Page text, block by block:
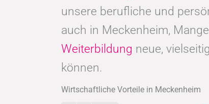
unsere berufliche und
auch in Meckenheim,
Weiterbildung neue,
können.
Wirtschaftliche Vorteile in Meckenheim